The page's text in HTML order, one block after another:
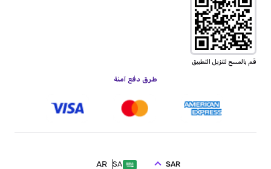
قم بالمسح لتنزيل التطبيق
طرق دفع آمنة
SA
AR SAR